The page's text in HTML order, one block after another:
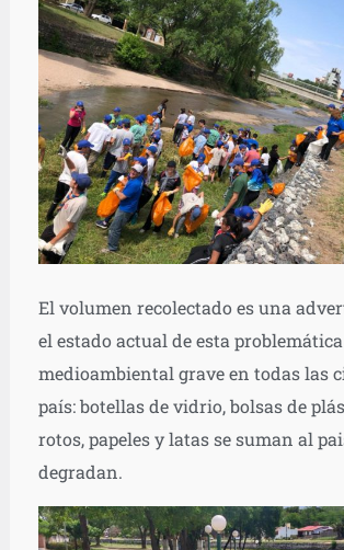
El volumen recolectado es una
el estado actual de esta problemática
medioambiental grave en todas las
país: botellas de vidrio, bolsas de
rotos, papeles y latas se suman al
degradan.